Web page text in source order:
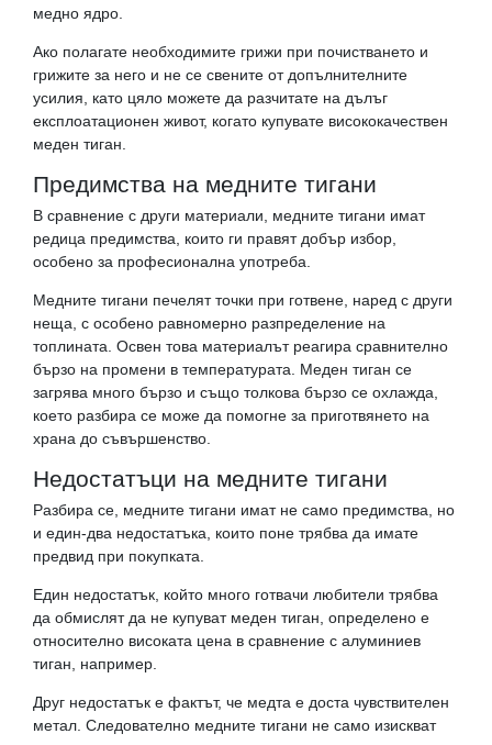
медно ядро.
Ако полагате необходимите грижи при почистването и
грижите за него и не се свените от допълнителните
усилия, като цяло можете да разчитате на дълъг
експлоатационен живот, когато купувате висококачествен
меден тиган.
Предимства на медните тигани
В сравнение с други материали, медните тигани имат
редица предимства, които ги правят добър избор,
особено за професионална употреба.
Медните тигани печелят точки при готвене, наред с други
неща, с особено равномерно разпределение на
топлината. Освен това материалът реагира сравнително
бързо на промени в температурата. Меден тиган се
загрява много бързо и също толкова бързо се охлажда,
което разбира се може да помогне за приготвянето на
храна до съвършенство.
Недостатъци на медните тигани
Разбира се, медните тигани имат не само предимства, но
и един-два недостатъка, които поне трябва да имате
предвид при покупката.
Един недостатък, който много готвачи любители трябва
да обмислят да не купуват меден тиган, определено е
относително високата цена в сравнение с алуминиев
тиган, например.
Друг недостатък е фактът, че медта е доста чувствителен
метал. Следователно медните тигани не само изискват